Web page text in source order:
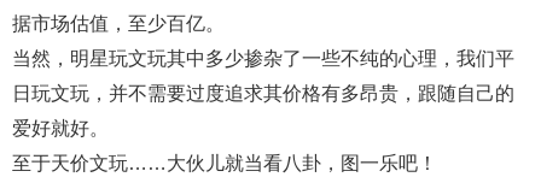
据市场估值，至少百亿。
当然，明星玩文玩其中多少掺杂了一些不纯的心理，我们平
日玩文玩，并不需要过度追求其价格有多昂贵，跟随自己的
爱好就好。
至于天价文玩……大伙儿就当看八卦，图一乐吧！